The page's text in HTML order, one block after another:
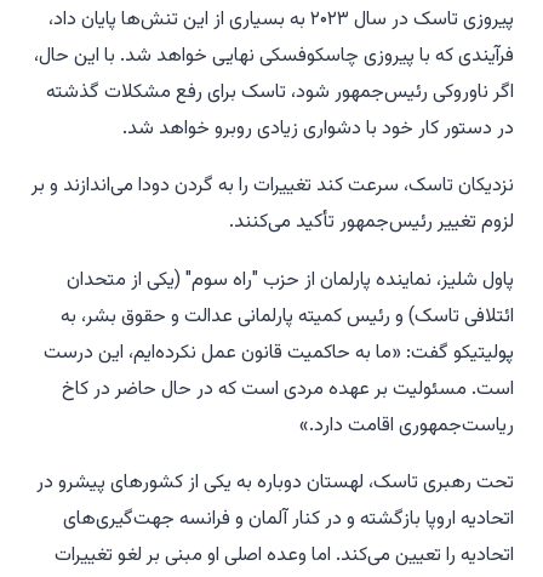
پیروزی تاسک در سال ۲۰۲۳ به بسیاری از این تنش‌ها پایان داد،
فرآیندی که با پیروزی چاسکوفسکی نهایی خواهد شد. با این حال،
اگر ناوروکی رئیس‌جمهور شود، تاسک برای رفع مشکلات گذشته
در دستور کار خود با دشواری زیادی روبرو خواهد شد.
نزدیکان تاسک، سرعت کند تغییرات را به گردن دودا می‌اندازند و بر
لزوم تغییر رئیس‌جمهور تأکید می‌کنند.
پاول شلیز، نماینده پارلمان از حزب "راه سوم" (یکی از متحدان
ائتلافی تاسک) و رئیس کمیته پارلمانی عدالت و حقوق بشر، به
پولیتیکو گفت: «ما به حاکمیت قانون عمل نکرده‌ایم، این درست
است. مسئولیت بر عهده مردی است که در حال حاضر در کاخ
ریاست‌جمهوری اقامت دارد.»
تحت رهبری تاسک، لهستان دوباره به یکی از کشورهای پیشرو در
اتحادیه اروپا بازگشته و در کنار آلمان و فرانسه جهت‌گیری‌های
اتحادیه را تعیین می‌کند. اما وعده اصلی او مبنی بر لغو تغییرات